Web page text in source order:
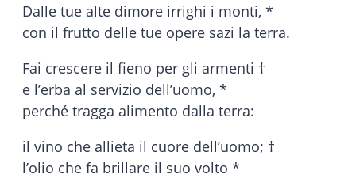
Dalle tue alte dimore irrighi i monti, *
con il frutto delle tue opere sazi la terra.
Fai crescere il fieno per gli armenti †
e l’erba al servizio dell’uomo, *
perché tragga alimento dalla terra:
il vino che allieta il cuore dell’uomo; †
l’olio che fa brillare il suo volto *